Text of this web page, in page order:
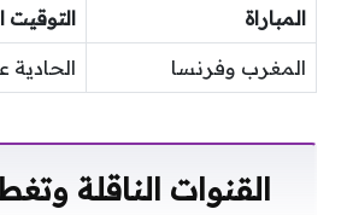
المباراة التوقيت
المغرب وفرنسا الحادية
القنوات الناقلة